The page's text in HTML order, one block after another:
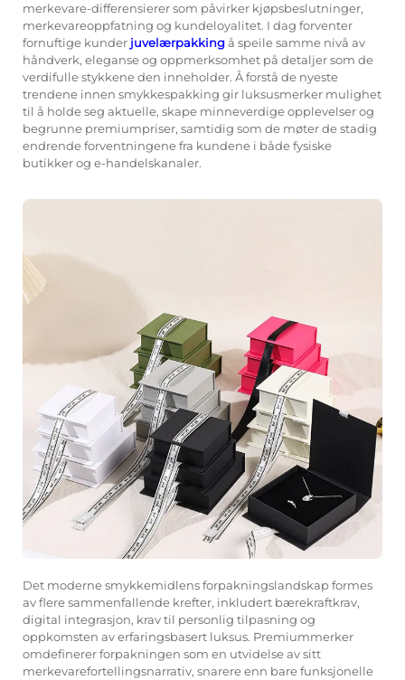
merkevare-differensierer som påvirker kjøpsbeslutninger,
merkevareoppfatning og kundeloyalitet. I dag forventer
fornuftige kunder juvelærpakkingå speile samme nivå av
håndverk, eleganse og oppmerksomhet på detaljer som de
verdifulle stykkene den inneholder. Å forstå de nyeste
trendene innen smykkespakking gir luksusmerker mulighet
til å holde seg aktuelle, skape minneverdige opplevelser og
begrunne premiumpriser, samtidig som de møter de stadig
endrende forventningene fra kundene i både fysiske
butikker og e-handelskanaler.
Det moderne smykkemidlens forpakningslandskap formes
av flere sammenfallende krefter, inkludert bærekraftkrav,
digital integrasjon, krav til personlig tilpasning og
oppkomsten av erfaringsbasert luksus. Premiummerker
omdefinerer forpakningen som en utvidelse av sitt
merkevarefortellingsnarrativ, snarere enn bare funksjonelle